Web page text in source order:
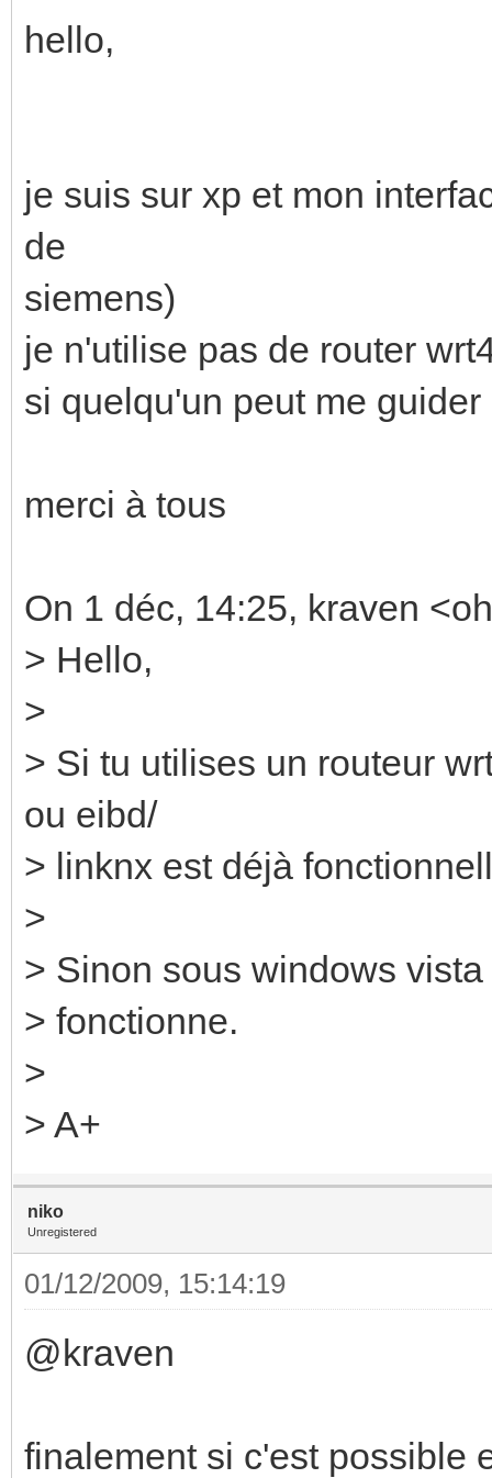
hello,
je suis sur xp et mon
de
siemens)
je n'utilise pas de router
si quelqu'un peut me
merci à tous
On 1 déc, 14:25, kraven
> Hello,
>
> Si tu utilises un routeur
ou eibd/
> linknx est déjà
>
> Sinon sous windows
> fonctionne.
>
> A+
niko
Unregistered
01/12/2009, 15:14:19
@kraven
finalement si c'est possible